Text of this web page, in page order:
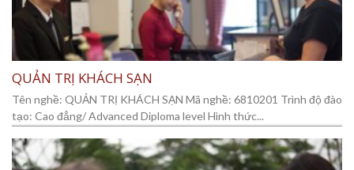
QUẢN TRỊ KHÁCH SẠN
Tên nghề: QUẢN TRỊ KHÁCH SẠN Mã nghề: 6810201 Trình độ đào
tạo: Cao đẳng/ Advanced Diploma level Hình thức...